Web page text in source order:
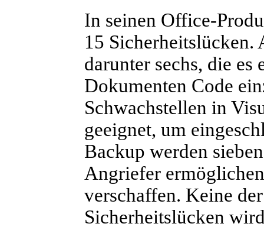
In seinen Office-
15
darunter sechs, die
Dokumenten Code
Schwachstellen in
geeignet, um
Backup werden
Angriefer
verschaffen. Keine
Sicherheitslücken